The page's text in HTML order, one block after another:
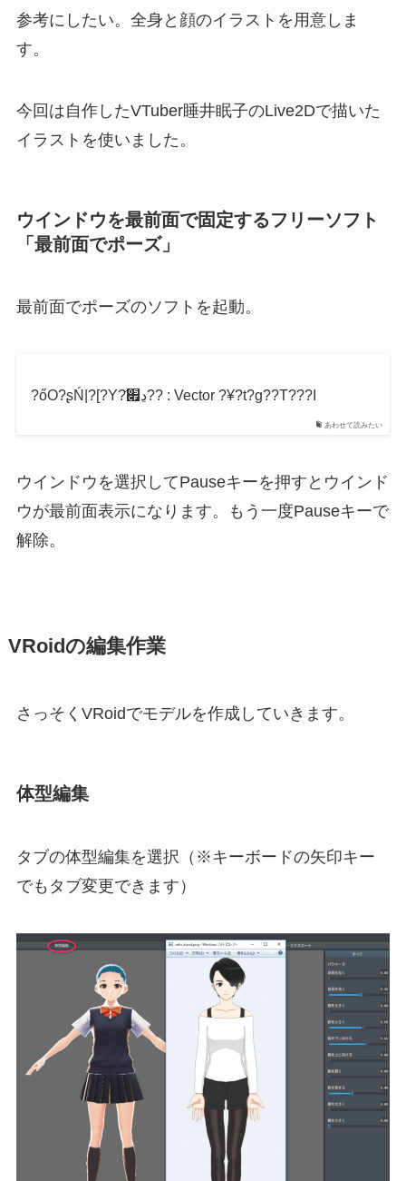
参考にしたい。全身と顔のイラストを用意しま
す。
今回は自作したVTuber睡井眠子のLive2Dで描いた
イラストを使いました。
ウインドウを最前面で固定するフリーソフト
「最前面でポーズ」
最前面でポーズのソフトを起動。
あわせて読みたい
?őO?ʂŃ|?[?Y?̏ڍ׏?? : Vector ?¥?t?g??T???I
ウインドウを選択してPauseキーを押すとウインド
ウが最前面表示になります。もう一度Pauseキーで
解除。
VRoidの編集作業
さっそくVRoidでモデルを作成していきます。
体型編集
タブの体型編集を選択（※キーボードの矢印キー
でもタブ変更できます）